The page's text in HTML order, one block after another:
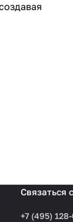
Связаться
+7 (495)